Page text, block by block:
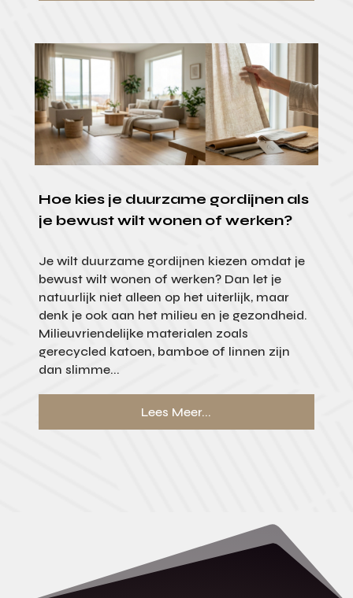
Hoe kies je duurzame gordijnen als
je bewust wilt wonen of werken?
Je wilt duurzame gordijnen kiezen omdat je
bewust wilt wonen of werken? Dan let je
natuurlijk niet alleen op het uiterlijk, maar
denk je ook aan het milieu en je gezondheid.
Milieuvriendelijke materialen zoals
gerecycled katoen, bamboe of linnen zijn
dan slimme...
Lees Meer...